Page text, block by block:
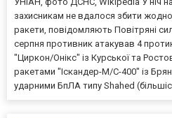
захисникам не вдалося збити
ракети, повідомляють Повітряні
серпня противник атакував 4
"Циркон/Онікс" із Курської та
ракетами "Іскандер-М/С-400" із
ударними БпЛА типу Shahed